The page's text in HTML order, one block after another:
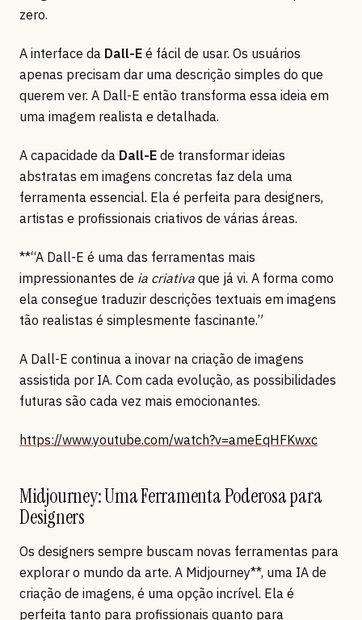
zero.
A interface da Dall-E é fácil de usar. Os usuários
apenas precisam dar uma descrição simples do que
querem ver. A Dall-E então transforma essa ideia em
uma imagem realista e detalhada.
A capacidade da Dall-E de transformar ideias
abstratas em imagens concretas faz dela uma
ferramenta essencial. Ela é perfeita para designers,
artistas e profissionais criativos de várias áreas.
**“A Dall-E é uma das ferramentas mais
impressionantes de ia criativa que já vi. A forma como
ela consegue traduzir descrições textuais em imagens
tão realistas é simplesmente fascinante.”
A Dall-E continua a inovar na criação de imagens
assistida por IA. Com cada evolução, as possibilidades
futuras são cada vez mais emocionantes.
https://www.youtube.com/watch?v=ameEqHFKwxc
Midjourney: Uma Ferramenta Poderosa para
Designers
Os designers sempre buscam novas ferramentas para
explorar o mundo da arte. A Midjourney**, uma IA de
criação de imagens, é uma opção incrível. Ela é
perfeita tanto para profissionais quanto para